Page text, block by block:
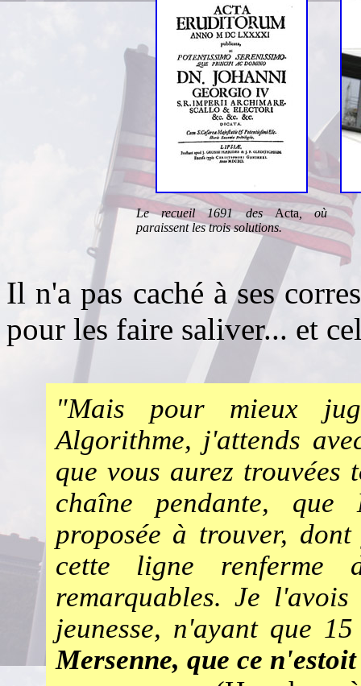
Le recueil 1691 des Acta, où
paraissent les trois solutions.
Il n'a pas caché à ses
pour les faire saliver... et
"Mais pour mieux
Algorithme, j'attends
que vous aurez
chaîne pendante,
proposée à trouver,
cette ligne renferme
remarquables. Je
jeunesse, n'ayant que
Mersenne, que ce